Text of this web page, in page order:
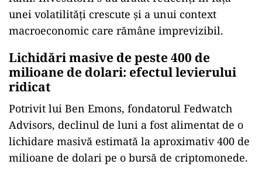
unei volatilități crescute și a unui context
macroeconomic care rămâne imprevizibil.
Lichidări masive de peste 400 de
milioane de dolari: efectul levierului
ridicat
Potrivit lui Ben Emons, fondatorul Fedwatch
Advisors, declinul de luni a fost alimentat de o
lichidare masivă estimată la aproximativ 400 de
milioane de dolari pe o bursă de criptomonede.